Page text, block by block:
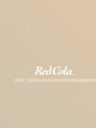
.2025. TODOS LOS DERECHOS RESERVADOS